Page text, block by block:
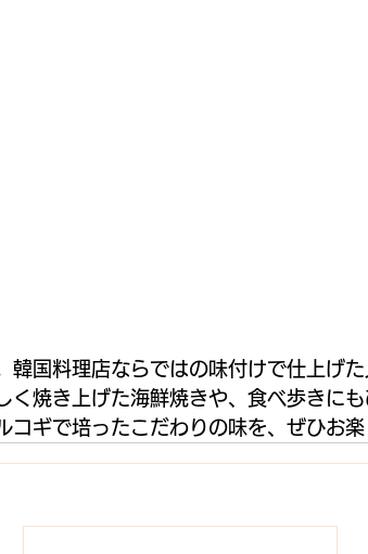
韓国料理店ならではの味付けで仕上げ
く焼き上げた海鮮焼きや、食べ歩きに
コギで培ったこだわりの味を、ぜひお楽